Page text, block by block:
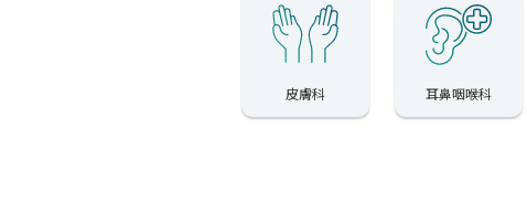
皮膚科 耳鼻咽喉科